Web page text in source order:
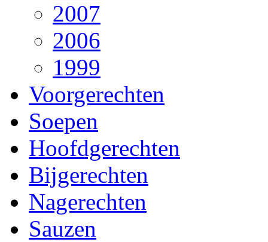
2007
2006
1999
Voorgerechten
Soepen
Hoofdgerechten
Bijgerechten
Nagerechten
Sauzen